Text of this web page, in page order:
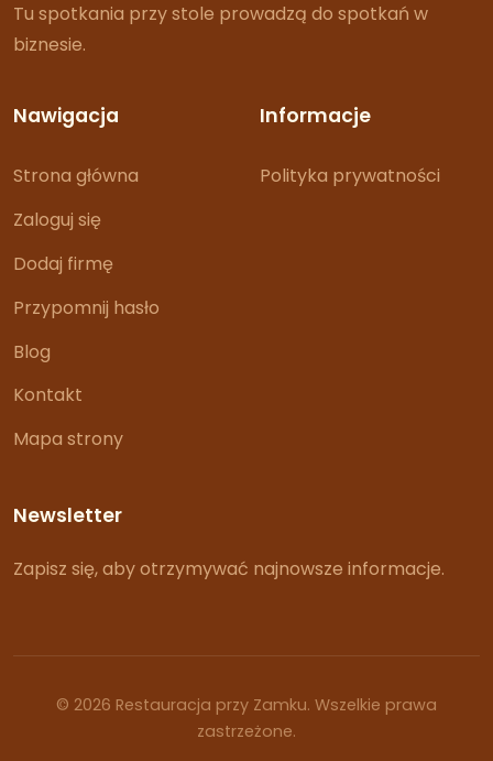
Tu spotkania przy stole prowadzą do spotkań w
biznesie.
Nawigacja
Strona główna
Zaloguj się
Dodaj firmę
Przypomnij hasło
Blog
Kontakt
Mapa strony
Informacje
Polityka prywatności
Newsletter
Zapisz się, aby otrzymywać najnowsze informacje.
© 2026 Restauracja przy Zamku. Wszelkie prawa
zastrzeżone.